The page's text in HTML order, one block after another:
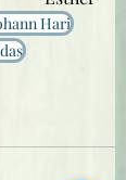
Hari